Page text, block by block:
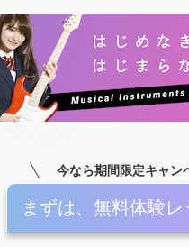
今なら期間限定キャン
まずは、無料体験レ